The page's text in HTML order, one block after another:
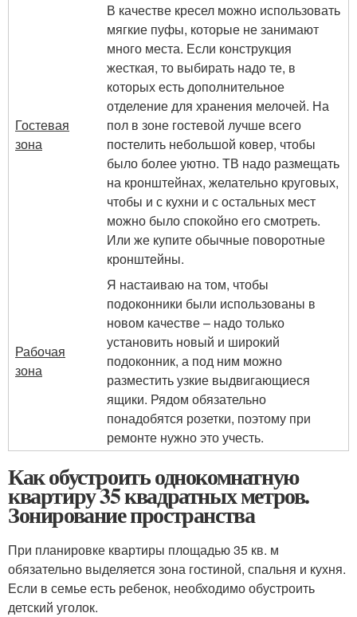
Гостевая
зона
В качестве кресел можно использовать
мягкие пуфы, которые не занимают
много места. Если конструкция
жесткая, то выбирать надо те, в
которых есть дополнительное
отделение для хранения мелочей. На
пол в зоне гостевой лучше всего
постелить небольшой ковер, чтобы
было более уютно. ТВ надо размещать
на кронштейнах, желательно круговых,
чтобы и с кухни и с остальных мест
можно было спокойно его смотреть.
Или же купите обычные поворотные
кронштейны.
Рабочая
зона
Я настаиваю на том, чтобы
подоконники были использованы в
новом качестве – надо только
установить новый и широкий
подоконник, а под ним можно
разместить узкие выдвигающиеся
ящики. Рядом обязательно
понадобятся розетки, поэтому при
ремонте нужно это учесть.
Как обустроить однокомнатную
квартиру 35 квадратных метров.
Зонирование пространства
При планировке квартиры площадью 35 кв. м
обязательно выделяется зона гостиной, спальня и кухня.
Если в семье есть ребенок, необходимо обустроить
детский уголок.